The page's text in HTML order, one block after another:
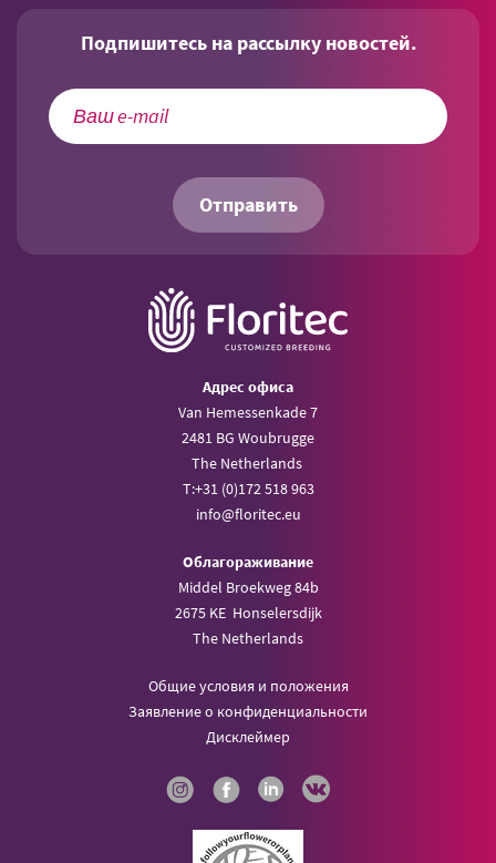
Подпишитесь на рассылку новостей.
Отправить
Aдрес офиса
Van Hemessenkade 7
2481 BG Woubrugge
The Netherlands
T:+31 (0)172 518 963
info@floritec.eu
Oблагораживание
Middel Broekweg 84b
2675 KE Honselersdijk
The Netherlands
Общие условия и положения
Заявление о конфиденциальности
Дисклеймер